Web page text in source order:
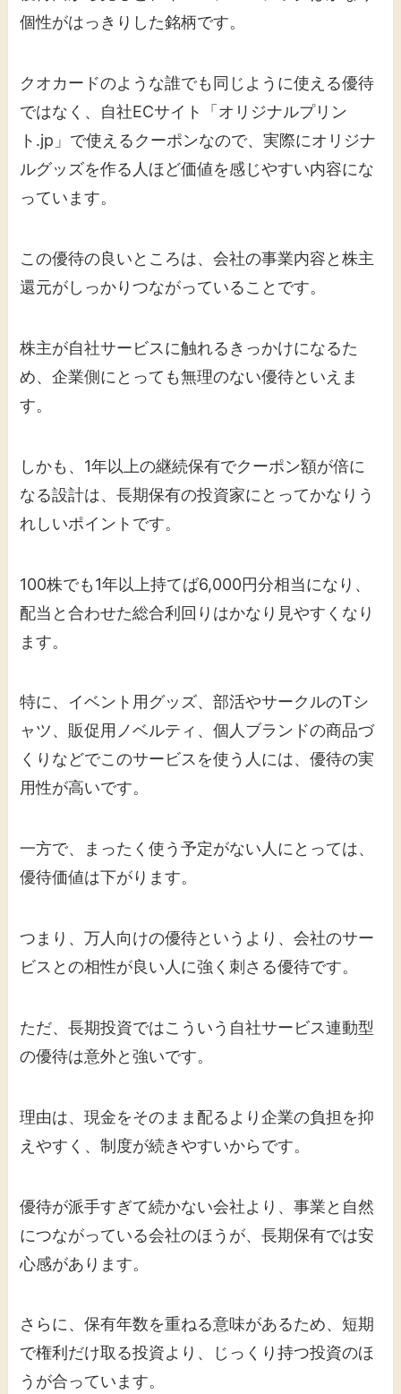
個性がはっきりした銘柄です。
クオカードのような誰でも同じように使える優待
ではなく、自社ECサイト「オリジナルプリン
ト.jp」で使えるクーポンなので、実際にオリジナ
ルグッズを作る人ほど価値を感じやすい内容にな
っています。
この優待の良いところは、会社の事業内容と株主
還元がしっかりつながっていることです。
株主が自社サービスに触れるきっかけになるた
め、企業側にとっても無理のない優待といえま
す。
しかも、1年以上の継続保有でクーポン額が倍に
なる設計は、長期保有の投資家にとってかなりう
れしいポイントです。
100株でも1年以上持てば6,000円分相当になり、
配当と合わせた総合利回りはかなり見やすくなり
ます。
特に、イベント用グッズ、部活やサークルのTシ
ャツ、販促用ノベルティ、個人ブランドの商品づ
くりなどでこのサービスを使う人には、優待の実
用性が高いです。
一方で、まったく使う予定がない人にとっては、
優待価値は下がります。
つまり、万人向けの優待というより、会社のサー
ビスとの相性が良い人に強く刺さる優待です。
ただ、長期投資ではこういう自社サービス連動型
の優待は意外と強いです。
理由は、現金をそのまま配るより企業の負担を抑
えやすく、制度が続きやすいからです。
優待が派手すぎて続かない会社より、事業と自然
につながっている会社のほうが、長期保有では安
心感があります。
さらに、保有年数を重ねる意味があるため、短期
で権利だけ取る投資より、じっくり持つ投資のほ
うが合っています。